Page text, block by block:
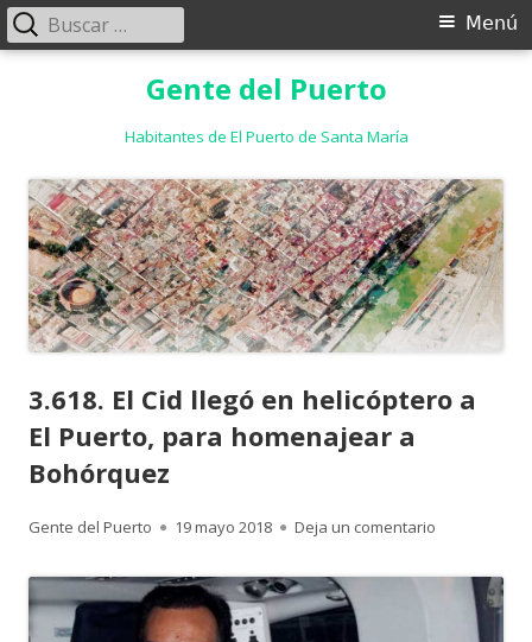
Gente del Puerto
Habitantes de El Puerto de Santa María
Menú
Menú
Buscar:
3.618. El Cid llegó en helicóptero a
El Puerto, para homenajear a
Bohórquez
Autor
Gente del Puerto
Publicado
19 mayo 2018 Deja un comentario